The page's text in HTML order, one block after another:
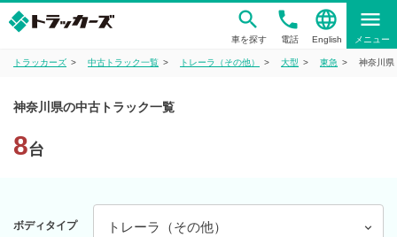
車を探す
phone
電話
language
English
menu
メニュー
トラッカーズ 中古トラック一覧 トレーラ（その他） 大型 東急 神奈川県
神奈川県の中古トラック一覧
8台
ボディタイプ トレーラ（その他）